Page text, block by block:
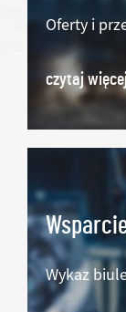
Oferty i
czytaj
Wykaz